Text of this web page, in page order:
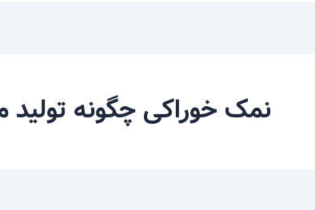
نمک خوراکی چگونه